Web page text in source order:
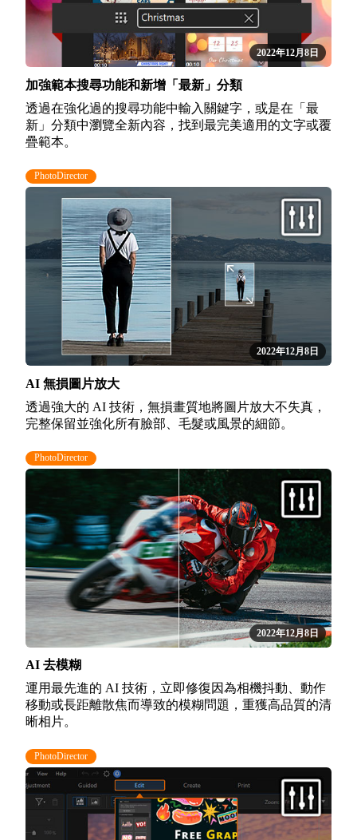
2022年12月8日
加強範本搜尋功能和新增「最新」分類
透過在強化過的搜尋功能中輸入關鍵字，或是在「最
新」分類中瀏覽全新內容，找到最完美適用的文字或覆
疊範本。
PhotoDirector
2022年12月8日
AI 無損圖片放大
透過強大的 AI 技術，無損畫質地將圖片放大不失真，
完整保留並強化所有臉部、毛髮或風景的細節。
PhotoDirector
2022年12月8日
AI 去模糊
運用最先進的 AI 技術，立即修復因為相機抖動、動作
移動或長距離散焦而導致的模糊問題，重獲高品質的清
晰相片。
PhotoDirector